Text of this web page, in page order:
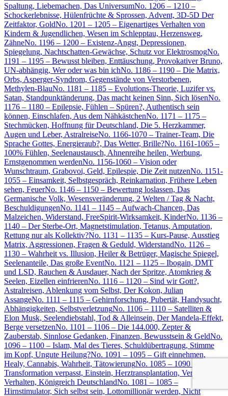
Spaltung, Liebemachen, Das UniversumNo. 1206 – 1210 –
Schockerlebnisse, Hülenfrüchte & Sprossen, Advent, 3D-5D Der
Zeitfaktor, GoldNo. 1201 – 1205 – Eigenartiges Verhalten von
Kindern & Jugendlichen, Wesen im Schlepptau, Herzensweg,
ZähneNo. 1196 – 1200 – Existenz-Angst, Depressionen,
Spiegelung, Nachtschatten-Gewächse, Schutz vor ElektrosmogNo.
1191 – 1195 – Bewusst bleiben, Enttäuschung, Provokativer Bruno,
UN-abhängig, Wer oder was bin ichNo. 1186 – 1190 – Die Matrix,
Orbs, Asperger-Syndrom, Gegenstände von Verstorbenen,
Methylen-BlauNo. 1181 – 1185 – Evolutions-Theorie, Luzifer vs.
Satan, Standpunktänderung, Das macht keinen Sinn, Sich lösenNo.
1176 – 1180 – Epilepsie, Fühlen – Spüren?, Authentisch sein
können, Einschlafen, Aus dem NähkästchenNo. 1171 – 1175 –
Stechmücken, Hoffnung für Deutschland, Die 5. Herzkammer,
Augen und Leber, AstralreiseNo. 1166-1070 – Trainer-Team, Die
Sprache Gottes, Energieraub?, Das Wetter, Brille?No. 1161-1065 –
100% Fühlen, Seelenaustausch, Ahnenreihe heilen, Werbung,
Ernstgenommen werdenNo. 1156-1060 – Vision oder
Wunschtraum, Grabovoi, Geld, Epilespie, Die Zeit nutzenNo. 1151-
1055 – Einsamkeit, Selbstgespräch, Reinkarnation, Frühere Leben
sehen, FeuerNo. 1146 – 1150 – Bewertung loslassen, Das
Germanische Volk, Wesensveränderung, 2 Welten / Tag & Nacht,
BeschuldigungenNo. 1141 – 1145 – Aufwach-Chancen, Das
Malzeichen, Widerstand, FreeSpirit-Wirksamkeit, KinderNo. 1136 –
1140 – Der Sterbe-Ort, Magnetstimulation, Tetanus, Amputation,
Rettung nur als Kollektiv?No. 1131 – 1135 – Kurs-Pause, Ausstieg
Matrix, Aggressionen, Fragen & Geduld, WiderstandNo. 1126 –
1130 – Wahrheit vs. Illusion, Heiler & Betrüger, Magische Spiegel,
Seelenanteile, Das große EventNo. 1121 – 1125 – Ibogain, DMT
und LSD, Rauchen & Ausdauer, Nach der Spritze, Atomkrieg &
Seelen, Eizellen einfrierenNo. 1116 – 1120 – Sind wir Gott?,
Astralreisen, Ablenkung vom Selbst, Der Kokon, Julian
AssangeNo. 1111 – 1115 – Gehirnforschung, Pubertät, Handysucht,
Abhängigkeiten, SelbstverletzungNo. 1106 – 1110 – Satelliten &
Elon Musk, Seelendiebstahl, Tod & Alleinsein, Der Mandela-Effekt,
Berge versetzenNo. 1101 – 1106 – Die 144.000, Zepter &
Zauberstab, Sinnlose Gedanken, Finanzen, Bewusstsein & GeldNo.
1096 – 1100 – Islam, Mal des Tieres, Schuldübertragung, Stimme
im Kopf, Ungute Heilung?No. 1091 – 1095 – Gift einnehmen,
Healy, Cannabis, Wahrheit, TätowierungNo. 1085 – 1090 –
Transformation verpasst, Einstein, Herztransplantation, Verletzendes
Verhalten, Königreich DeutschlandNo. 1081 – 1085 –
Hirnstimulator, Sich selbst sein, Lottomillionär werden, Nicht